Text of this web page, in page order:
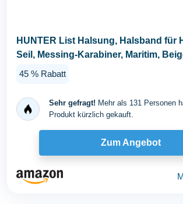
HUNTER List Halsung, Halsband für
Seil, Messing-Karabiner, Maritim,
45 % Rabatt
Sehr gefragt! Mehr als 131 Personen
Produkt kürzlich gekauft.
Zum Angebot